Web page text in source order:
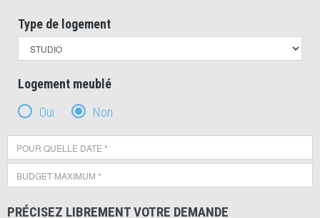
Type de logement
Logement meublé
Oui
Non
PRÉCISEZ LIBREMENT VOTRE DEMANDE